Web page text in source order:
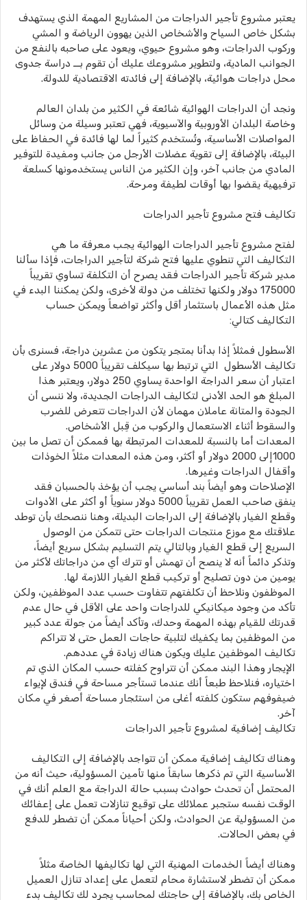
يعتبر مشروع تأجير الدراجات من المشاريع المهمة الذي يستهدف
بشكل خاص السياح والأشخاص الذين يهوون الرياضة و المشي
وركوب الدراجات، وهو مشروع حيوي، ويعود على صاحبه بالنفع من
الجوانب المادية، ولتطوير مشروعك عليك أن تقوم بــ دراسة جدوى
محل دراجات هوائية، بالإضافة إلى فائدته الاقتصادية للدولة.
ونجد أن الدراجات الهوائية شائعة في الكثير من بلدان العالم
وخاصة البلدان الأوروبية والآسيوية، فهي تعتبر وسيلة من وسائل
المواصلات الأساسية، وتُستخدم كثيراً لما لها فائدة في الحفاظ على
البيئة، بالإضافة إلى تقوية عضلات الأرجل من جانب ومفيدة للتوفير
المادي من جانب آخر، وإن الكثير من الناس يستخدمونها كسلعة
ترفيهية يقضوا بها أوقات لطيفة ومرحة.
تكاليف فتح مشروع تأجير الدراجات
لفتح مشروع تأجير الدراجات الهوائية يجب معرفة ما هي
التكاليف التي تنطوي عليها فتح شركة لتأجير الدراجات، فإذا سألنا
مدير شركة تأجير الدراجات فقد يصرح أن التكلفة تساوي تقريباً
175000 دولار ولكنها تختلف من دولة لأخرى، ولكن يمكننا البدء في
مثل هذه الأعمال باستثمار أقل وأكثر تواضعاً ويمكن حساب
التكاليف كتالي:
الأسطول فمثلاً إذا بدأنا بمتجر يتكون من عشرين دراجة، فسنرى بأن
تكاليف الأسطول التي ترتبط بها سيكلف تقريباً 5000 دولار على
اعتبار أن سعر الدراجة الواحدة يساوي 250 دولار، ويعتبر هذا
المبلغ هو الحد الأدنى لتكاليف الدراجات الجديدة، ولا ننسى أن
الجودة والمتانة عاملان مهمان لأن الدراجات تتعرض للضرب
والسقوط أثناء الاستعمال والركوب من قِبل الأشخاص.
المعدات أما بالنسبة للمعدات المرتبطة بها فممكن أن تصل ما بين
1000إلى 2000 دولار أو أكثر، ومن هذه المعدات مثلاً الخوذات
وأقفال الدراجات وغيرها.
الإصلاحات وهو أيضاً بند أساسي يجب أن يؤخذ بالحسبان فقد
ينفق صاحب العمل تقريباً 5000 دولار سنوياً أو أكثر على الأدوات
وقطع الغيار بالإضافة إلى الدراجات البديلة، وهنا ننصحك بأن توطد
علاقتك مع موزع منتجات الدراجات حتى تتمكن من الوصول
السريع إلى قطع الغيار وبالتالي يتم التسليم بشكل سريع أيضاً،
وتذكر دائماً أنه لا ينصح أن تهمش أو تترك أي من دراجاتك لأكثر من
يومين من دون تصليح أو تركيب قطع الغيار اللازمة لها.
الموظفون ونلاحظ أن تكلفتهم تتفاوت حسب عدد الموظفين، ولكن
تأكد من وجود ميكانيكي للدراجات واحد على الأقل في حال عدم
قدرتك للقيام بهذه المهمة وحدك، وتأكد أيضاً من جولة عدد كبير
من الموظفين بما يكفيك لتلبية حاجات العمل حتى لا تتراكم
تكاليف الموظفين عليك ويكون هناك زيادة في عددهم.
الإيجار وهذا البند ممكن أن تتراوح كفلته حسب المكان الذي تم
اختياره، فنلاحظ طبعاً أنك عندما تستأجر مساحة في فندق لإيواء
ضيفوفهم ستكون كلفته أغلى من استئجار مساحة أصغر في مكان
آخر.
تكاليف إضافية لمشروع تأجير الدراجات
وهناك تكاليف إضافية ممكن أن تتواجد بالإضافة إلى التكاليف
الأساسية التي تم ذكرها سابقاً منها تأمين المسؤولية، حيث أنه من
المحتمل أن تحدث حوادث بسبب حالة الدراجة مع العلم أنك في
الوقت نفسه ستجبر عملائك على توقيع تنازلات تعمل على إعفائك
من المسؤولية عن الحوادث، ولكن أحياناً ممكن أن تضطر للدفع
في بعض الحالات.
وهناك أيضاً الخدمات المهنية التي لها تكاليفها الخاصة مثلاً
ممكن أن تضطر لاستشارة محام لتعمل على إعداد تنازل العميل
الخاص بك، بالإضافة إلى حاجتك لمحاسب يجرد لك تكاليف بدء